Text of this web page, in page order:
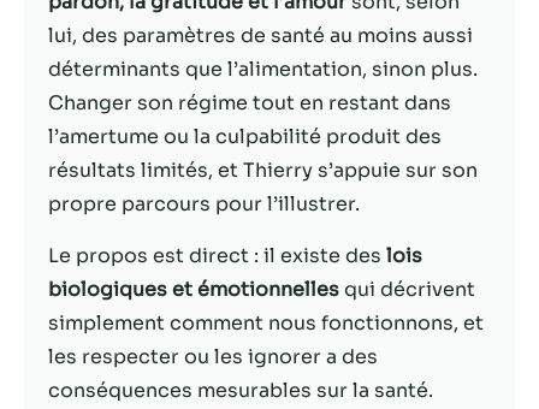
lui, des paramètres de santé au moins aussi
déterminants que l’alimentation, sinon plus.
Changer son régime tout en restant dans
l’amertume ou la culpabilité produit des
résultats limités, et Thierry s’appuie sur son
propre parcours pour l’illustrer.
Le propos est direct : il existe des lois
biologiques et émotionnellesqui décrivent
simplement comment nous fonctionnons, et
les respecter ou les ignorer a des
conséquences mesurables sur la santé.
Statistiques
Afin que nous
puissions
améliorer la
fonctionnalité
et la structure
du site Web,
en fonction
dont le site
Web est
utilisé.
Experience